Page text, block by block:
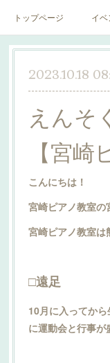
トップページ イ
blog♪ SNS♪
2023.10.18
えんそ
【宮崎
こんにちは！
宮崎ピアノ教室の
宮崎ピアノ教室は
□遠足
10月に入ってか
に運動会と行事